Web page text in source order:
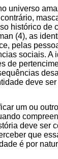
universo
histórico
(4), as
pelas
sociais.
de
deve
um ou
deve ser
que
é por